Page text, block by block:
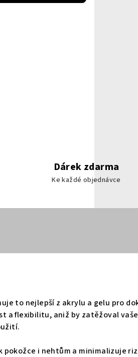
Dárek zdarma
Ke každé objednávce
to nejlepší z akrylu a gelu pro
flexibilitu, aniž by zatěžoval vaše
i nehtům a minimalizuje